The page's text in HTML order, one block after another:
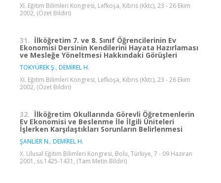
XI. Eğitim Bilimleri Kongresi, Lefkoşa, Kıbrıs (Kktc), 23 - 26 Ekim
2002, (Özet Bildiri)
31. İlköğretim 7. ve 8. Sınıf Öğrencilerinin Ev
Ekonomisi Dersinin Kendilerini Hayata Hazırlaması
ve Mesleğe Yöneltmesi Hakkındaki Görüşleri
TOKYÜREK Ş., DEMİREL H.
XI. Eğitim Bilimleri Kongresi, Lefkoşa, Kıbrıs (Kktc), 23 - 26 Ekim
2002, (Özet Bildiri)
32. İlköğretim Okullarında Görevli Öğretmenlerin
Ev Ekonomisi ve Beslenme İle İlgili Üniteleri
İşlerken Karşılaştıkları Sorunların Belirlenmesi
ŞANLIER N., DEMİREL H.
X. Ulusal Eğitim Bilimleri Kongresi, Bolu, Türkiye, 7 - 09 Haziran
2001, ss.1425-1431, (Tam Metin Bildiri)